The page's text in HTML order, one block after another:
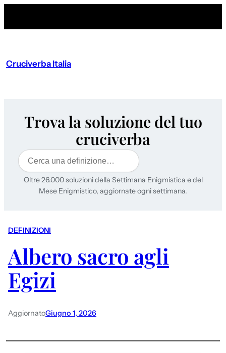
Cruciverba Italia
Trova la soluzione del tuo
cruciverba
Cerca
Oltre 26.000 soluzioni della Settimana Enigmistica e del
Mese Enigmistico, aggiornate ogni settimana.
DEFINIZIONI
Albero sacro agli
Egizi
AggiornatoGiugno 1, 2026